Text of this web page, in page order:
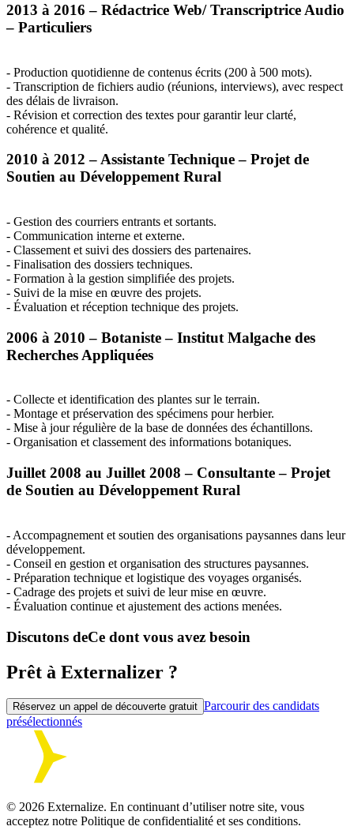
2013 à 2016 – Rédactrice Web/ Transcriptrice Audio
– Particuliers
- Production quotidienne de contenus écrits (200 à 500 mots).
- Transcription de fichiers audio (réunions, interviews), avec respect
des délais de livraison.
- Révision et correction des textes pour garantir leur clarté,
cohérence et qualité.
2010 à 2012 – Assistante Technique – Projet de
Soutien au Développement Rural
- Gestion des courriers entrants et sortants.
- Communication interne et externe.
- Classement et suivi des dossiers des partenaires.
- Finalisation des dossiers techniques.
- Formation à la gestion simplifiée des projets.
- Suivi de la mise en œuvre des projets.
- Évaluation et réception technique des projets.
2006 à 2010 – Botaniste – Institut Malgache des
Recherches Appliquées
- Collecte et identification des plantes sur le terrain.
- Montage et préservation des spécimens pour herbier.
- Mise à jour régulière de la base de données des échantillons.
- Organisation et classement des informations botaniques.
Juillet 2008 au Juillet 2008 – Consultante – Projet
de Soutien au Développement Rural
- Accompagnement et soutien des organisations paysannes dans leur
développement.
- Conseil en gestion et organisation des structures paysannes.
- Préparation technique et logistique des voyages organisés.
- Cadrage des projets et suivi de leur mise en œuvre.
- Évaluation continue et ajustement des actions menées.
Discutons deCe dont vous avez besoin
Prêt à Externalizer ?
Réservez un appel de découverte gratuit Parcourir des candidats
présélectionnés
© 2026 Externalize. En continuant d’utiliser notre site, vous
acceptez notre Politique de confidentialité et ses conditions.